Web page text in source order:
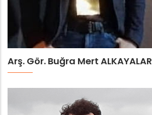
Arş. Gör. Buğra Mert ALKAYALAR